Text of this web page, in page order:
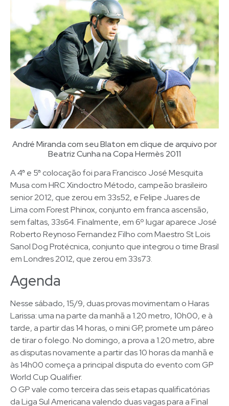
André Miranda com seu Blaton em clique de arquivo por
Beatriz Cunha na Copa Hermès 2011
A 4ª e 5ª colocação foi para Francisco José Mesquita
Musa com HRC Xindoctro Método, campeão brasileiro
senior 2012, que zerou em 33s52, e Felipe Juares de
Lima com Forest Phinox, conjunto em franca ascensão,
sem faltas, 33s64. Finalmente, em 6º lugar aparece José
Roberto Reynoso Fernandez Filho com Maestro St Lois
Sanol Dog Protécnica, conjunto que integrou o time Brasil
em Londres 2012, que zerou em 33s73.
Agenda
Nesse sábado, 15/9, duas provas movimentam o Haras
Larissa: uma na parte da manhã a 1.20 metro, 10h00, e à
tarde, a partir das 14 horas, o mini GP, promete um páreo
de tirar o folego. No domingo, a prova a 1.20 metro, abre
as disputas novamente a partir das 10 horas da manhã e
às 14h00 começa a principal disputa do evento com GP
World Cup Qualifier.
O GP vale como terceira das seis etapas qualificatórias
da Liga Sul Americana valendo duas vagas para a Final